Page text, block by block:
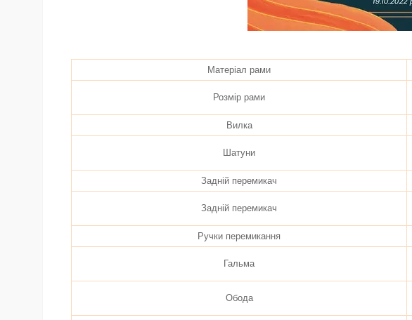
Матеріал рами
Розмір рами
Вилка
Шатуни
Задній перемикач
Задній перемикач
Ручки перемикання
Гальма
Обода